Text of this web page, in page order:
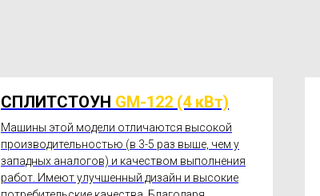
СПЛИТСТОУН GM-122 (4 кВт)
Машины этой модели отличаются высокой
производительностью (в 3-5 раз выше, чем у
западных аналогов) и качеством выполнения
работ. Имеют улучшенный дизайн и высокие